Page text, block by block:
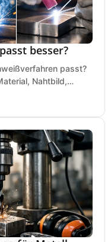
besser?
passt?
Nahtbild,